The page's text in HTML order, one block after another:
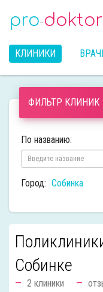
pro-
КЛИНИКИ
ФИЛЬТР КЛИНИК
По названию:
Город: Собинка
Собинке
2 клиники